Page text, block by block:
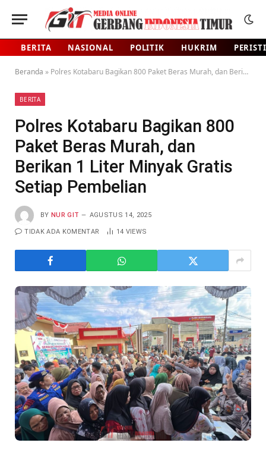
BERITA NASIONAL POLITIK HUKRIM
Beranda » Polres Kotabaru Bagikan 800 Paket Beras Murah, dan Berikan 1 Liter Minyak Gratis Setiap Pembelian
BERITA
Polres Kotabaru Bagikan 800
Paket Beras Murah, dan
Berikan 1 Liter Minyak Gratis
Setiap Pembelian
BY NUR GIT AGUSTUS 14, 2025
TIDAK ADA KOMENTAR 14 VIEWS